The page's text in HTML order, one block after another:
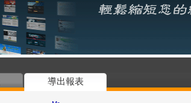
導出報表